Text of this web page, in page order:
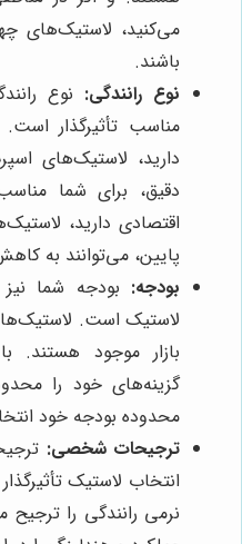
می‌کنید، لاستیک‌های
باشند.
نوع رانندگی: نوع
مناسب تأثیرگذار
دارید، لاستیک‌های
دقیق، برای شما
اقتصادی دارید،
پایین، می‌توانند به
بودجه: بودجه شما
لاستیک است.
بازار موجود هستند.
گزینه‌های خود را
محدوده بودجه خود
ترجیحات شخصی:
انتخاب لاستیک
نرمی رانندگی را